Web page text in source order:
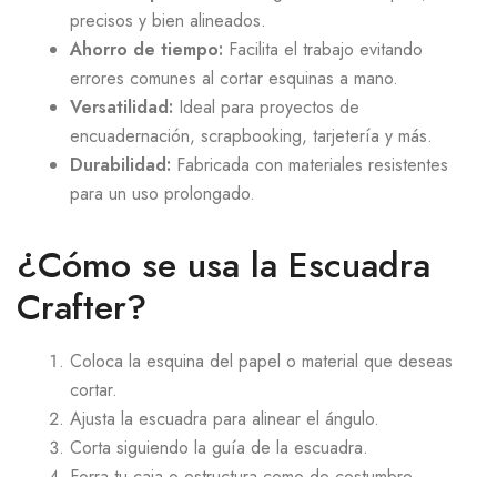
precisos y bien alineados.
Ahorro de tiempo: Facilita el trabajo evitando
errores comunes al cortar esquinas a mano.
Versatilidad: Ideal para proyectos de
encuadernación, scrapbooking, tarjetería y más.
Durabilidad: Fabricada con materiales resistentes
para un uso prolongado.
¿Cómo se usa la Escuadra
Crafter?
Coloca la esquina del papel o material que deseas
cortar.
Ajusta la escuadra para alinear el ángulo.
Corta siguiendo la guía de la escuadra.